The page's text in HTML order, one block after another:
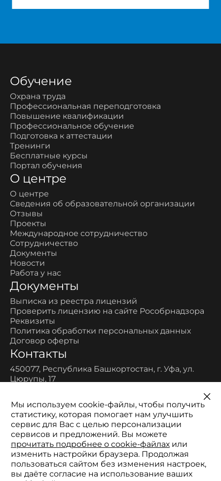
Обучение
Охрана труда
Профессиональная переподготовка
Повышение квалификации
Профессиональное обучение
Подготовка к аттестации
Тренинги
Бесплатные курсы
Портал обучения
О центре
О центре
Сведения об образовательной организации
Отзывы
Проекты
Международное сотрудничество
Сотрудничество
Документы
Новости
Работа у нас
Документы
Выписка из реестра лицензий
Проверить лицензию на сайте Рособрнадзора
Реквизиты
Политика обработки персональных данных
Договор оферты
Контакты
450077, Республика Башкортостан, г. Уфа, ул.
Цюрупы, 17
Телефон:
+7 (347) 200-96-90
Электронная почта:
2511152@mail.ru
Мы используем cookie-файлы, чтобы получить
статистику, которая помогает нам улучшить
сервис для Вас с целью персонализации
сервисов и предложений. Вы можете
прочитать подробнее о cookie-файлах или
изменить настройки браузера. Продолжая
пользоваться сайтом без изменения настроек,
вы даёте согласие на использование ваших